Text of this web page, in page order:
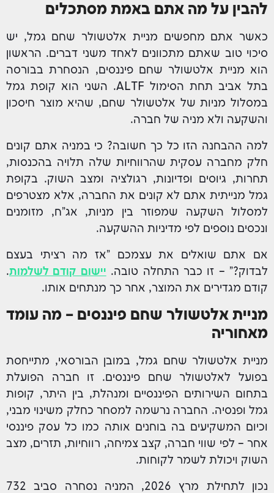
להבין על מה אתם באמת מסתכלים
כאשר אתם מחפשים מניית אלטשולר שחם גמל, יש
סיכוי טוב שאתם מתכוונים לאחד משני דברים. הראשון
הוא מניית אלטשולר שחם פיננסים, הנסחרת בבורסה
בתל אביב תחת הסימול ALTF. השני הוא קופת גמל
במסלול מניות של אלטשולר שחם, שהיא מוצר חיסכון
והשקעה ולא מניה של חברה.
למה ההבחנה הזו כל כך חשובה? כי במניה אתם קונים
חלק מחברה עסקית שהרווחיות שלה תלויה בהכנסות,
תחרות, גיוסים ופדיונות, רגולציה ומצב השוק. בקופת
גמל מנייתית אתם לא קונים את החברה, אלא מצטרפים
למסלול השקעה שמפוזר בין מניות, אג"ח, מזומנים
ונכסים נוספים לפי מדיניות ההשקעה.
אם אתם שואלים את עצמכם "אז מה רציתי בעצם
לבדוק?" – זו כבר התחלה טובה. יישום קודם לשלמות.
קודם מגדירים את המוצר, אחר כך מנתחים אותו.
מניית אלטשולר שחם פיננסים – מה עומד
מאחוריה
מניית אלטשולר שחם גמל, במובן הבורסאי, מתייחסת
בפועל לאלטשולר שחם פיננסים. זו חברה הפועלת
בתחום השירותים הפיננסיים ומנהלת, בין היתר, קופות
גמל ופנסיה. החברה נרשמה למסחר כחלק משינוי מבני,
וכיום המשקיעים בה בוחנים אותה כמו כל עסק פיננסי
אחר – לפי שווי חברה, קצב צמיחה, רווחיות, תזרים, מצב
השוק ויכולת לשמר לקוחות.
נכון לתחילת מרץ 2026, המניה נסחרה סביב 732